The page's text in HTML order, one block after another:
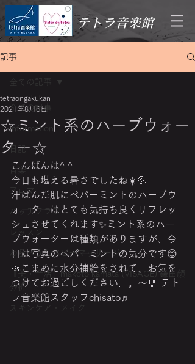
テトラ音楽館
記事
全ての記事
Information
日記
音楽
アロマ
バッチフラワー
レッスン
わらべうたベビーマッサージ
『美・音活』makoto kamata (VISAGE) 鎌田顔
分析
スキンケア・メイク
全ての記事
☆ミント系のハーブウォー
ター☆
tetraongakukan
2021年8月6日
こんばんは^ ^
今日も堪える暑さでしたね☀️💦
汗ばんだ肌にペパーミントのハーブウ
ォーターはとても気持ち良くリフレッ
シュさせてくれます✨ミント系のハー
ブウォーターは種類がありますが、今
日は写真のペパーミントの気分です😊
🌿こまめに水分補給をされて、お気を
つけてお過ごしください‎．。～🎐 テト
ラ音楽館スタッフchisato♬